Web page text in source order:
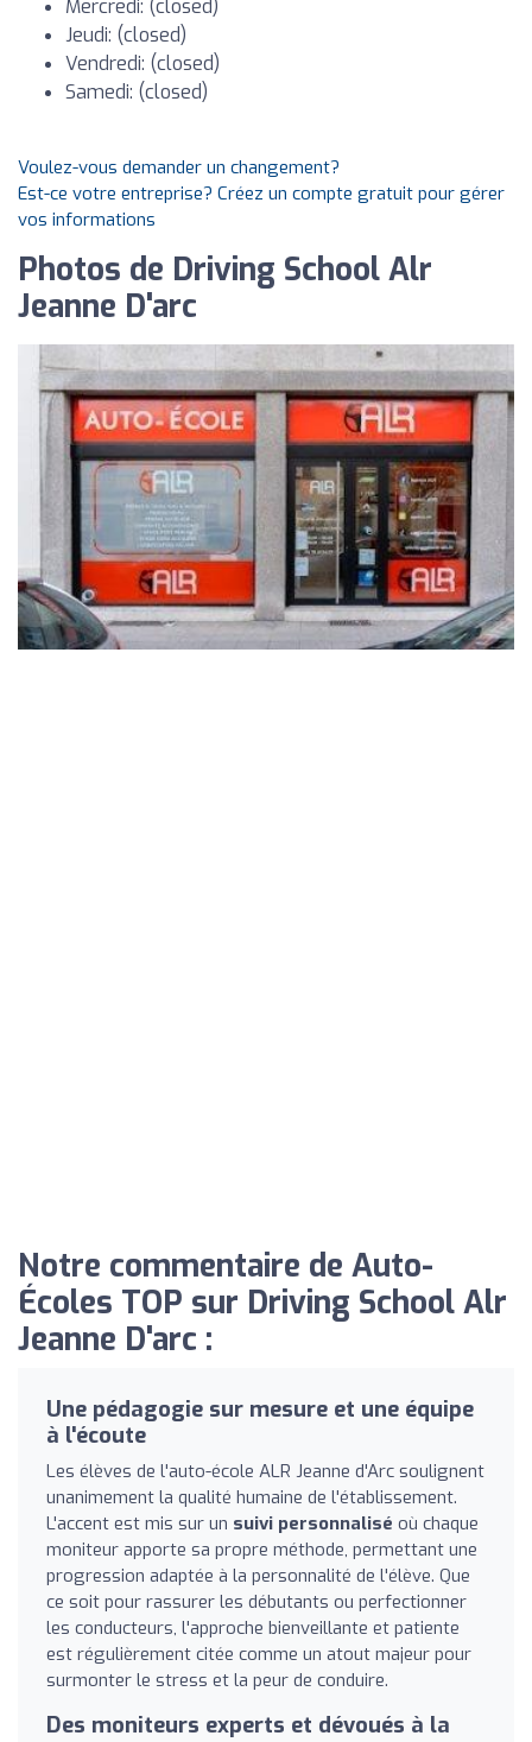
Mercredi: (closed)
Jeudi: (closed)
Vendredi: (closed)
Samedi: (closed)
Voulez-vous demander un changement?
Est-ce votre entreprise? Créez un compte gratuit pour gérer
vos informations
Photos de Driving School Alr
Jeanne D'arc
Notre commentaire de Auto-
Écoles TOP sur Driving School Alr
Jeanne D'arc :
Une pédagogie sur mesure et une équipe
à l'écoute
Les élèves de l'auto-école ALR Jeanne d'Arc soulignent
unanimement la qualité humaine de l'établissement.
L'accent est mis sur un suivi personnalisé où chaque
moniteur apporte sa propre méthode, permettant une
progression adaptée à la personnalité de l'élève. Que
ce soit pour rassurer les débutants ou perfectionner
les conducteurs, l'approche bienveillante et patiente
est régulièrement citée comme un atout majeur pour
surmonter le stress et la peur de conduire.
Des moniteurs experts et dévoués à la